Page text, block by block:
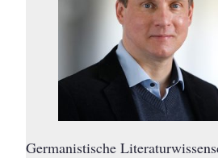
Germanistische